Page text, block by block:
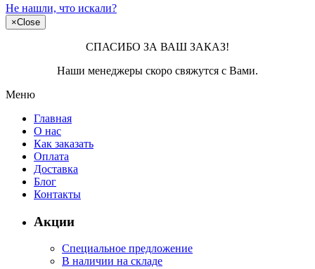
Не нашли, что искали?
×Close
СПАСИБО ЗА ВАШ ЗАКАЗ!
Наши менеджеры скоро свяжутся с Вами.
Меню
Главная
О нас
Как заказать
Оплата
Доставка
Блог
Контакты
Акции
Специальное предложение
В наличии на складе